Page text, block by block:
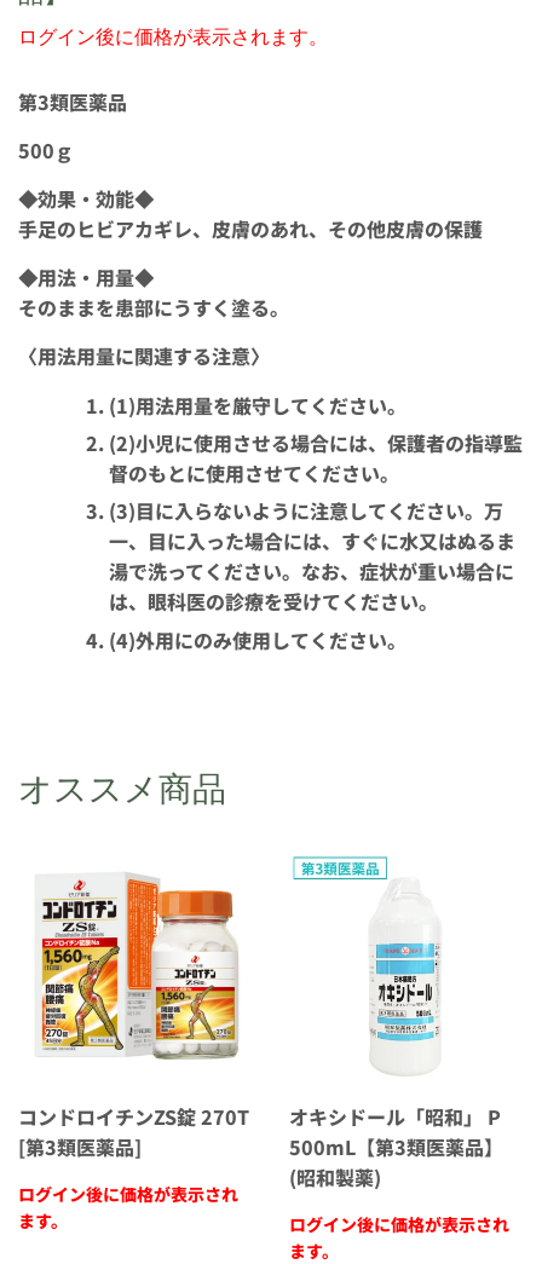
ログイン後に価格が表示されます。
第3類医薬品
500ｇ
◆効果・効能◆
手足のヒビアカギレ、皮膚のあれ、その他皮膚の保護
◆用法・用量◆
そのままを患部にうすく塗る。
〈用法用量に関連する注意〉
(1)用法用量を厳守してください。
(2)小児に使用させる場合には、保護者の指導監
督のもとに使用させてください。
(3)目に入らないように注意してください。万
一、目に入った場合には、すぐに水又はぬるま
湯で洗ってください。なお、症状が重い場合に
は、眼科医の診療を受けてください。
(4)外用にのみ使用してください。
オススメ商品
コンドロイチンZS錠 270T
[第3類医薬品]
ログイン後に価格が表示され
ます。
オキシドール「昭和」 P
500mL【第3類医薬品】
(昭和製薬)
ログイン後に価格が表示され
ます。